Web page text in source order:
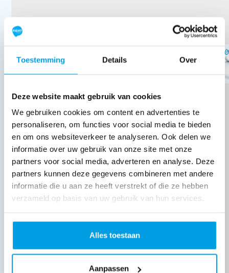
Toestemming Details Over
Deze website maakt gebruik van cookies
We gebruiken cookies om content en advertenties te
personaliseren, om functies voor social media te bieden
en om ons websiteverkeer te analyseren. Ook delen we
informatie over uw gebruik van onze site met onze
partners voor social media, adverteren en analyse. Deze
partners kunnen deze gegevens combineren met andere
informatie die u aan ze heeft verstrekt of die ze hebben
verzameld op basis van uw gebruik van hun services.
Alles toestaan
Aanpassen
Hr Rj Hoogendoorn, Mw Dc